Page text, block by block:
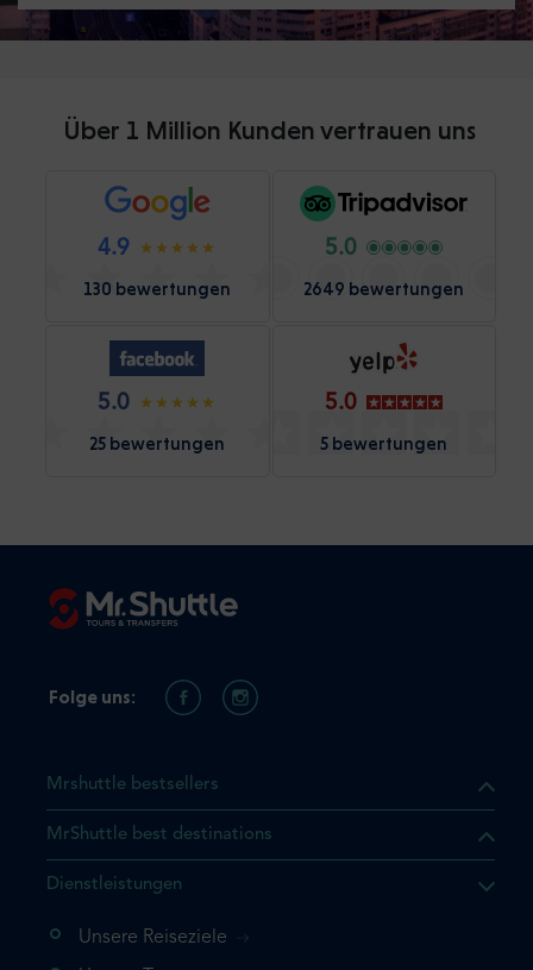
Über 1 Million Kunden vertrauen uns
4.9
130 bewertungen
5.0
2649 bewertungen
5.0
25 bewertungen
5.0
5 bewertungen
Mrshuttle bestsellers
MrShuttle best destinations
Dienstleistungen
Unsere Reiseziele
Folge uns: